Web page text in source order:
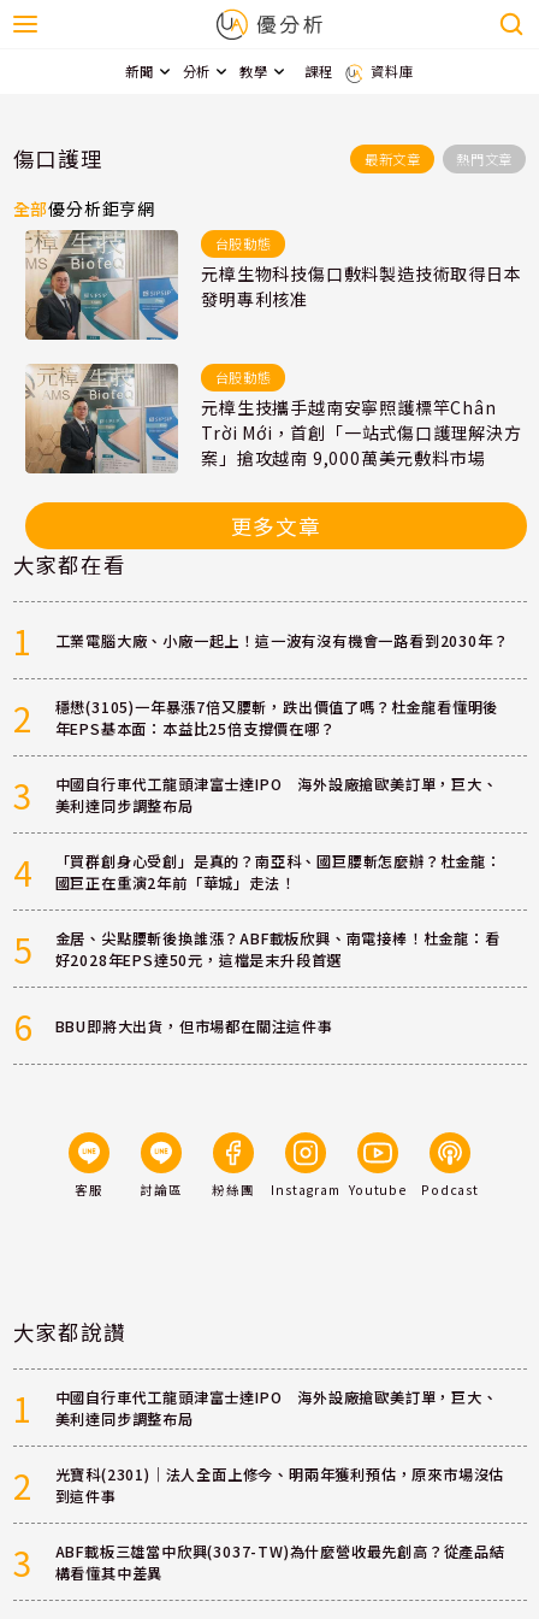
新聞 分析 教學 課程 資料庫
傷口護理 最新文章 熱門文章
全部優分析鉅亨網
台股動態
元樟生物科技傷口敷料製造技術取得日本
發明專利核准
台股動態
元樟生技攜手越南安寧照護標竿Chân
Trời Mới，首創「一站式傷口護理解決方
案」搶攻越南 9,000萬美元敷料市場
更多文章
大家都在看
1 工業電腦大廠、小廠一起上！這一波有沒有機會一路看到2030年？
2
穩懋(3105)一年暴漲7倍又腰斬，跌出價值了嗎？杜金龍看懂明後
年EPS基本面：本益比25倍支撐價在哪？
3
中國自行車代工龍頭津富士達IPO 海外設廠搶歐美訂單，巨大、
美利達同步調整布局
4
「買群創身心受創」是真的？南亞科、國巨腰斬怎麼辦？杜金龍：
國巨正在重演2年前「華城」走法！
5
金居、尖點腰斬後換誰漲？ABF載板欣興、南電接棒！杜金龍：看
好2028年EPS達50元，這檔是末升段首選
6 BBU即將大出貨，但市場都在關注這件事
客服 討論區 粉絲團 Instagram Youtube Podcast
大家都說讚
1
中國自行車代工龍頭津富士達IPO 海外設廠搶歐美訂單，巨大、
美利達同步調整布局
2
光寶科(2301)｜法人全面上修今、明兩年獲利預估，原來市場沒估
到這件事
3
ABF載板三雄當中欣興(3037-TW)為什麼營收最先創高？從產品結
構看懂其中差異